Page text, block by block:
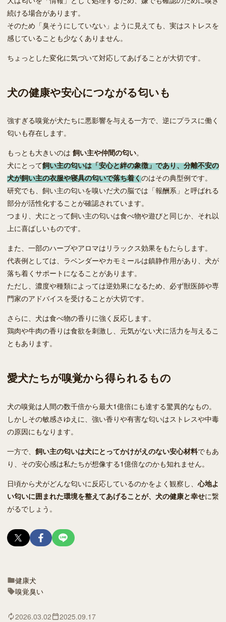
続ける場合があります。
そのため「臭そうにしていない」ように見えても、実はストレスを
感じていることも少なくありません。
ちょっとした変化に気づいて対応してあげることが大切です。
犬の健康や安心につながる匂いも
強すぎる嗅覚が犬たちに悪影響を与える一方で、逆にプラスに働く
匂いも存在します。
もっとも大きいのは 飼い主や仲間の匂い。
犬にとって飼い主の匂いは「安心と絆の象徴」であり、分離不安の
犬が飼い主の衣服や寝具の匂いで落ち着くのはその典型例です。
研究でも、飼い主の匂いを嗅いだ犬の脳では「報酬系」と呼ばれる
部分が活性化することが確認されています。
つまり、犬にとって飼い主の匂いは食べ物や遊びと同じか、それ以
上に喜ばしいものです。
また、一部のハーブやアロマはリラックス効果をもたらします。
代表例としては、ラベンダーやカモミールは鎮静作用があり、犬が
落ち着くサポートになることがあります。
ただし、濃度や種類によっては逆効果になるため、必ず獣医師や専
門家のアドバイスを受けることが大切です。
さらに、犬は食べ物の香りに強く反応します。
鶏肉や牛肉の香りは食欲を刺激し、元気がない犬に活力を与えるこ
ともあります。
愛犬たちが嗅覚から得られるもの
犬の嗅覚は人間の数千倍から最大1億倍にも達する驚異的なもの。
しかしその敏感さゆえに、強い香りや有害な匂いはストレスや中毒
の原因にもなります。
一方で、 飼い主の匂いは犬にとってかけがえのない安心材料でもあ
り、その安心感は私たちが想像する1億倍なのかも知れません。
日頃から犬がどんな匂いに反応しているのかをよく観察し、 心地よ
い匂いに囲まれた環境を整えてあげることが、犬の健康と幸せに繋
がるでしょう。
健康犬
嗅覚臭い
2026.03.02 2025.09.17